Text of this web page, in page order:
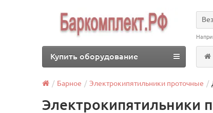
Купить оборудование
Барное Электрокипятильники проточные
Электрокипятильники